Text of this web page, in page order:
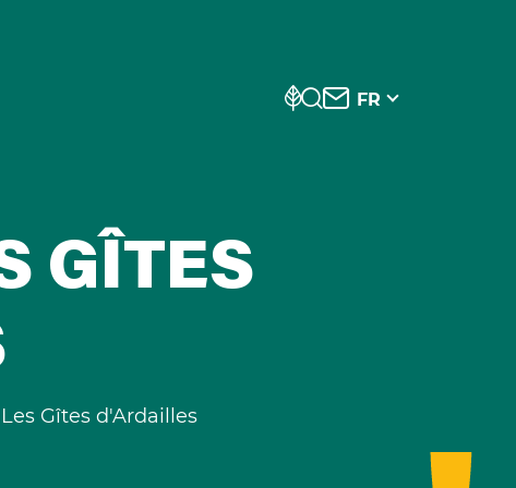
FR
GÎTES
Gîtes d'Ardailles